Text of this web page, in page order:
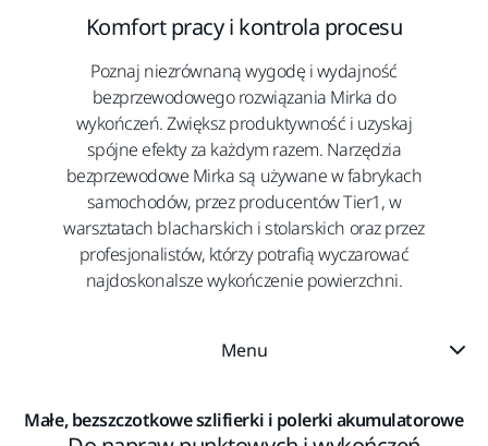
Komfort pracy i kontrola procesu
Poznaj niezrównaną wygodę i wydajność
bezprzewodowego rozwiązania Mirka do
wykończeń. Zwiększ produktywność i uzyskaj
spójne efekty za każdym razem. Narzędzia
bezprzewodowe Mirka są używane w fabrykach
samochodów, przez producentów Tier1, w
warsztatach blacharskich i stolarskich oraz przez
profesjonalistów, którzy potrafią wyczarować
najdoskonalsze wykończenie powierzchni.
Menu
Małe, bezszczotkowe szlifierki i polerki akumulatorowe